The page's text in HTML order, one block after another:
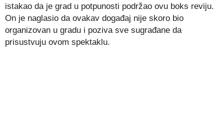
istakao da je grad u potpunosti podržao ovu boks reviju.
On je naglasio da ovakav događaj nije skoro bio
organizovan u gradu i poziva sve sugrađane da
prisustvuju ovom spektaklu.